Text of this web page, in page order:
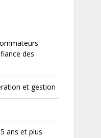
des
et gestion
ans et plus